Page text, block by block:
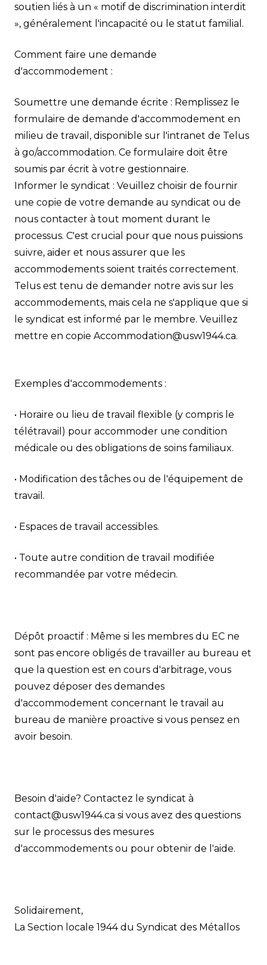
soutien liés à un « motif de discrimination interdit
», généralement l'incapacité ou le statut familial.
Comment faire une demande
d'accommodement :
Soumettre une demande écrite : Remplissez le
formulaire de demande d'accommodement en
milieu de travail, disponible sur l'intranet de Telus
à go/accommodation. Ce formulaire doit être
soumis par écrit à votre gestionnaire.
Informer le syndicat : Veuillez choisir de fournir
une copie de votre demande au syndicat ou de
nous contacter à tout moment durant le
processus. C'est crucial pour que nous puissions
suivre, aider et nous assurer que les
accommodements soient traités correctement.
Telus est tenu de demander notre avis sur les
accommodements, mais cela ne s'applique que si
le syndicat est informé par le membre. Veuillez
mettre en copie Accommodation@usw1944.ca.
Exemples d'accommodements :
• Horaire ou lieu de travail flexible (y compris le
télétravail) pour accommoder une condition
médicale ou des obligations de soins familiaux.
• Modification des tâches ou de l'équipement de
travail.
• Espaces de travail accessibles.
• Toute autre condition de travail modifiée
recommandée par votre médecin.
Dépôt proactif : Même si les membres du EC ne
sont pas encore obligés de travailler au bureau et
que la question est en cours d'arbitrage, vous
pouvez déposer des demandes
d'accommodement concernant le travail au
bureau de manière proactive si vous pensez en
avoir besoin.
Besoin d'aide? Contactez le syndicat à
contact@usw1944.ca si vous avez des questions
sur le processus des mesures
d'accommodements ou pour obtenir de l'aide.
Solidairement,
La Section locale 1944 du Syndicat des Métallos